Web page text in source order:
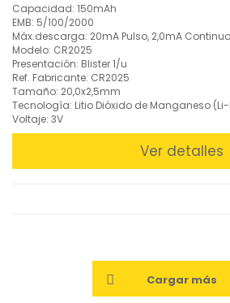
Capacidad: 150mAh
EMB: 5/100/2000
Máx.descarga: 20mA Pulso, 2,0mA Continuo
Modelo: CR2025
Presentación: Blister 1/u
Ref. Fabricante: CR2025
Tamaño: 20,0x2,5mm
Tecnología: Litio Dióxido de Manganeso (Li-
Voltaje: 3V
Ver detalles
Cargar más